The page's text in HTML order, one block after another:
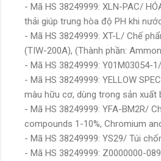
- Mã HS 38249999: XLN-PAC/
thải giúp trung hòa độ PH khi
- Mã HS 38249999: XT-L/ Chế
(TIW-200A), (Thành phần:
- Mã HS 38249999:
- Mã HS 38249999: YELLOW
màu hữu cơ, dùng trong sản
- Mã HS 38249999: YFA-BM2R/
compounds 1-10%, Chromium
- Mã HS 38249999: YS29/ Túi
- Mã HS 38249999: Z0000000-